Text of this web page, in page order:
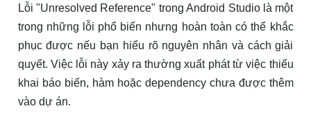
Lỗi "Unresolved Reference" trong Android Studio là một
trong những lỗi phổ biến nhưng hoàn toàn có thể khắc
phục được nếu bạn hiểu rõ nguyên nhân và cách giải
quyết. Việc lỗi này xảy ra thường xuất phát từ việc thiếu
khai báo biến, hàm hoặc dependency chưa được thêm
vào dự án.